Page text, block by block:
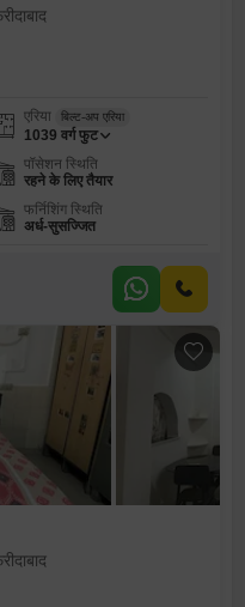
एरिया बिल्ट-अप एरिया
1039 वर्ग फुट
पॉसेशन स्थिति
रहने के लिए तैयार
फर्निशिंग स्थिति
अर्ध-सुसज्जित